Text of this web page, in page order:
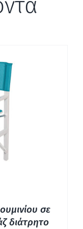
σε
διάτρητο